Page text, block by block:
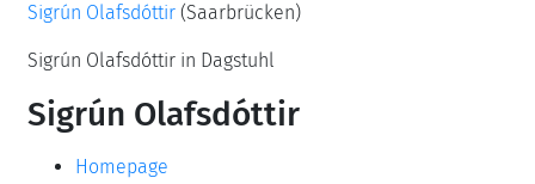
Sigrún Olafsdóttir (Saarbrücken)
Sigrún Olafsdóttir in Dagstuhl
Sigrún Olafsdóttir
Homepage